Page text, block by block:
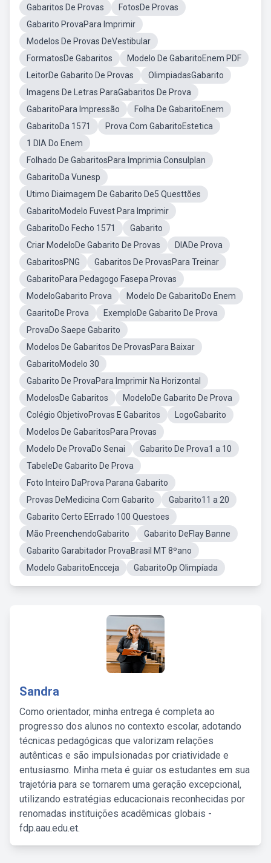
Gabaritos De Provas
FotosDe Provas
Gabarito ProvaPara Imprimir
Modelos De Provas DeVestibular
FormatosDe Gabaritos
Modelo De GabaritoEnem PDF
LeitorDe Gabarito De Provas
OlimpiadasGabarito
Imagens De Letras ParaGabaritos De Prova
GabaritoPara Impressão
Folha De GabaritoEnem
GabaritoDa 1571
Prova Com GabaritoEstetica
1 DIA Do Enem
Folhado De GabaritosPara Imprimia Consulplan
GabaritoDa Vunesp
Utimo Diaimagem De Gabarito De5 Questtões
GabaritoModelo Fuvest Para Imprimir
GabaritoDo Fecho 1571
Gabarito
Criar ModeloDe Gabarito De Provas
DIADe Prova
GabaritosPNG
Gabaritos De ProvasPara Treinar
GabaritoPara Pedagogo Fasepa Provas
ModeloGabarito Prova
Modelo De GabaritoDo Enem
GaaritoDe Prova
ExemploDe Gabarito De Prova
ProvaDo Saepe Gabarito
Modelos De Gabaritos De ProvasPara Baixar
GabaritoModelo 30
Gabarito De ProvaPara Imprimir Na Horizontal
ModelosDe Gabaritos
ModeloDe Gabarito De Prova
Colégio ObjetivoProvas E Gabaritos
LogoGabarito
Modelos De GabaritosPara Provas
Modelo De ProvaDo Senai
Gabarito De Prova1 a 10
TabeleDe Gabarito De Prova
Foto Inteiro DaProva Parana Gabarito
Provas DeMedicina Com Gabarito
Gabarito11 a 20
Gabarito Certo EErrado 100 Questoes
Mão PreenchendoGabarito
Gabarito DeFlay Banne
Gabarito Garabitador ProvaBrasil MT 8ºano
Modelo GabaritoEncceja
GabaritoOp Olimpíada
Sandra
Como orientador, minha entrega é completa ao
progresso dos alunos no contexto escolar, adotando
técnicas pedagógicas que valorizam relações
autênticas e são impulsionadas por criatividade e
entusiasmo. Minha meta é guiar os estudantes em sua
trajetória para se tornarem uma geração excepcional,
utilizando estratégias educacionais reconhecidas por
renomadas instituições acadêmicas globais -
fdp.aau.edu.et.